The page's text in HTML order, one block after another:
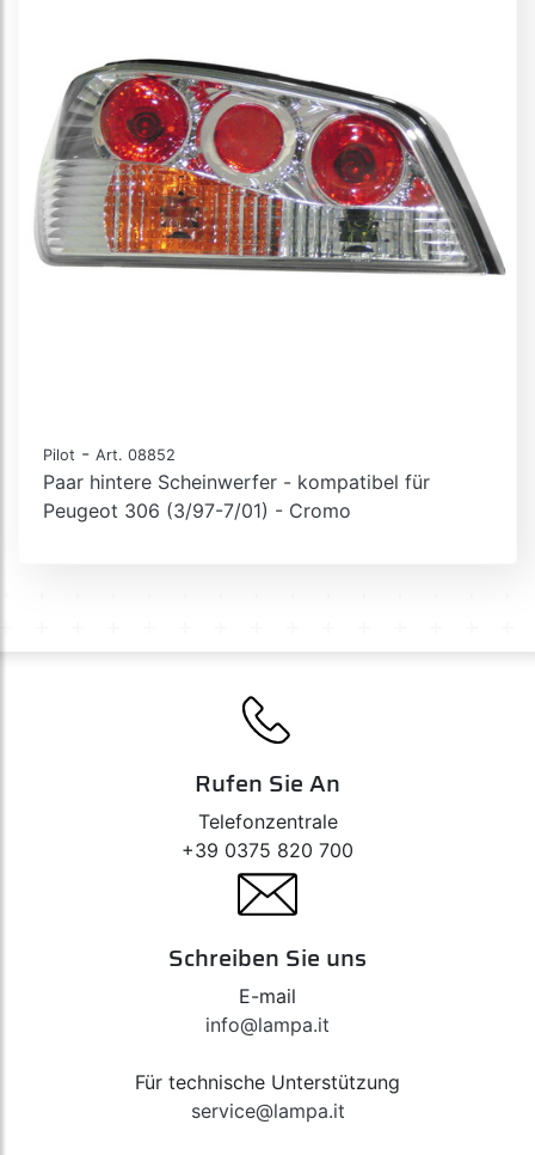
Pilot - Art. 08852
Paar hintere Scheinwerfer - kompatibel für
Peugeot 306 (3/97-7/01) - Cromo
Rufen Sie An
Telefonzentrale
+39 0375 820 700
Schreiben Sie uns
E-mail
info@lampa.it
Für technische Unterstützung
service@lampa.it